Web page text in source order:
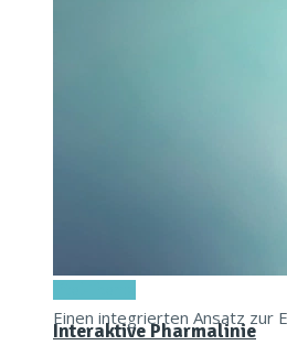
Verpackungsmaschine
Einen integrierten Ansatz zur
Interaktive Pharmalinie